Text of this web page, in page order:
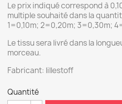
Le prix indiqué correspond à
multiple souhaité dans la
1=0,10m; 2=0,20m; 3=0,30m;
Le tissu sera livré dans la
morceau.
Fabricant: lillestoff
Quantité